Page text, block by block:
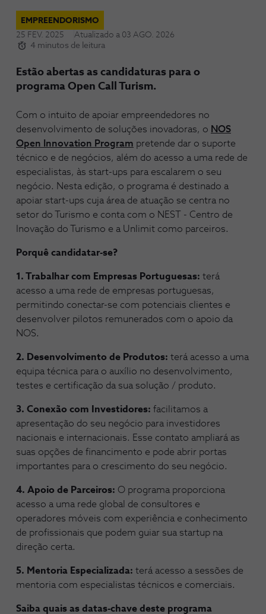
EMPREENDORISMO
25 FEV. 2025
Atualizado a 03 AGO. 2026
4 minutos de leitura
Estão abertas as candidaturas para o
programa Open Call Turism.
Com o intuito de apoiar empreendedores no
desenvolvimento de soluções inovadoras, o NOS
Open Innovation Program pretende dar o suporte
técnico e de negócios, além do acesso a uma rede de
especialistas, às start-ups para escalarem o seu
negócio. Nesta edição, o programa é destinado a
apoiar start-ups cuja área de atuação se centra no
setor do Turismo e conta com o NEST - Centro de
Inovação do Turismo e a Unlimit como parceiros.
Porquê candidatar-se?
1. Trabalhar com Empresas Portuguesas: terá
acesso a uma rede de empresas portuguesas,
permitindo conectar-se com potenciais clientes e
desenvolver pilotos remunerados com o apoio da
NOS.
2. Desenvolvimento de Produtos: terá acesso a uma
equipa técnica para o auxílio no desenvolvimento,
testes e certificação da sua solução / produto.
3. Conexão com Investidores: facilitamos a
apresentação do seu negócio para investidores
nacionais e internacionais. Esse contato ampliará as
suas opções de financimento e pode abrir portas
importantes para o crescimento do seu negócio.
4. Apoio de Parceiros: O programa proporciona
acesso a uma rede global de consultores e
operadores móveis com experiência e conhecimento
de profissionais que podem guiar sua startup na
direção certa.
5. Mentoria Especializada: terá acesso a sessões de
mentoria com especialistas técnicos e comerciais.
Saiba quais as datas-chave deste programa